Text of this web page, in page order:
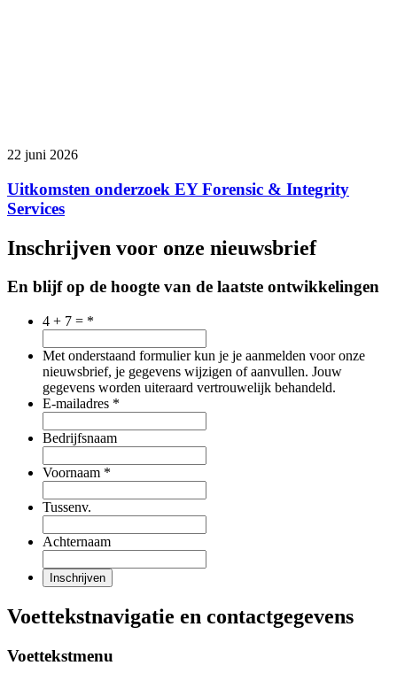
22 juni 2026
Uitkomsten onderzoek EY Forensic & Integrity
Services
Inschrijven voor onze nieuwsbrief
En blijf op de hoogte van de laatste ontwikkelingen
4 + 7 = *
Met onderstaand formulier kun je je aanmelden voor onze
nieuwsbrief, je gegevens wijzigen of aanvullen. Jouw
gegevens worden uiteraard vertrouwelijk behandeld.
E-mailadres *
Bedrijfsnaam
Voornaam *
Tussenv.
Achternaam
Voettekstnavigatie en contactgegevens
Voettekstmenu